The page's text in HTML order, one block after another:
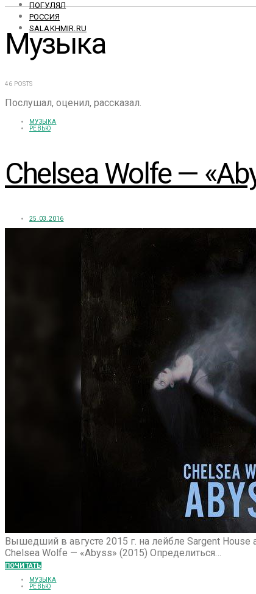
ПОГУЛЯЛ
РОССИЯ
SALAKHMIR.RU
Музыка
46 POSTS
Послушал, оценил, рассказал.
МУЗЫКА
РЕВЬЮ
Chelsea Wolfe —
25.03.2016
Вышедший в августе 2015 г. на лейбле Sargent House
Chelsea Wolfe — «Abyss» (2015) Определиться…
ПОЧИТАТЬ
МУЗЫКА
РЕВЬЮ